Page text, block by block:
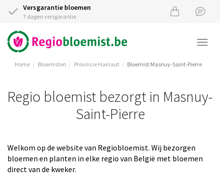
Versgarantie bloemen
7 dagen versgarantie
Home Bloemisten Provincie Hainaut Bloemist Masnuy-Saint-Pierre
Regio bloemist bezorgt in Masnuy-
Saint-Pierre
Welkom op de website van Regiobloemist. Wij bezorgen
bloemen en planten in elke regio van België met bloemen
direct van de kweker.